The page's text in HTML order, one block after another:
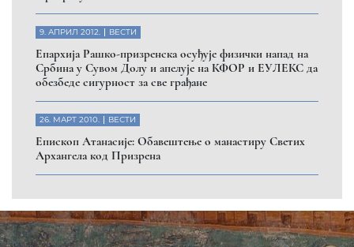
ДОНИРАЈ
Пријавите се на нашу мејл листу